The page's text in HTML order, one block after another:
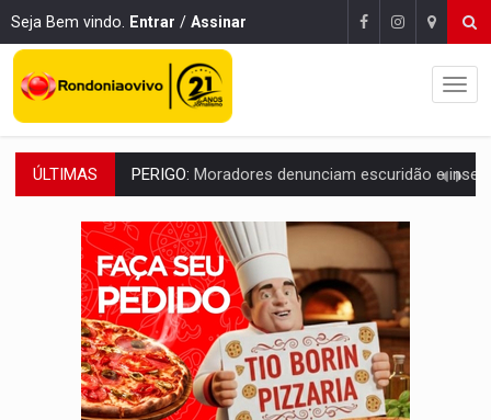
Seja Bem vindo. Entrar / Assinar
ÚLTIMAS COLIGAÇÃO:Reabertura de ação no TSE pode resultar em cassação de prefeita
INCLUSÃO:APAE Porto Velho abre inscrições para
CLUBE DOS R$ 00,00:21 candidatos declaram patrimônio zero em Rondônia
INTERIOR:Ouro Preto do Oeste realiza Cavalgada da Expo Show
DESENVOLVIMENTO:Ideb avança nos anos iniciais do ensino
VULGO 'UNIÃO':Chefe de facção criminosa é preso durante